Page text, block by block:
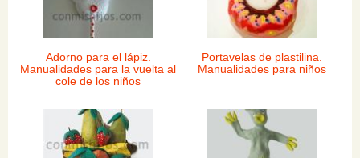
Adorno para el lápiz.
Manualidades para la vuelta al
cole de los niños
Portavelas de plastilina.
Manualidades para niños